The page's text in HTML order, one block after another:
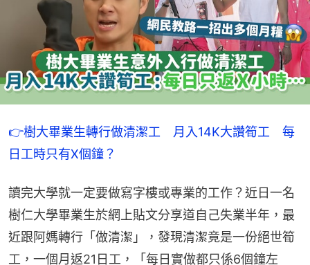
👉樹大畢業生轉行做清潔工　月入14K大讚筍工　每
日工時只有X個鐘？
讀完大學就一定要做寫字樓或專業的工作？近日一名
樹仁大學畢業生於網上貼文分享道自己失業半年，最
近跟阿媽轉行「做清潔」，發現清潔竟是一份絕世筍
工，一個月返21日工，「每日實做都只係6個鐘左